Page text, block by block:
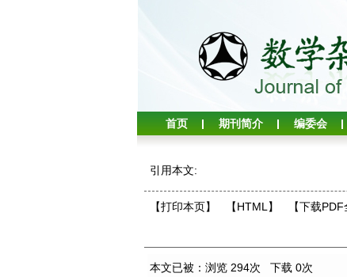
首页 期刊简介 编委会
引用本文:
【打印本页】 【HTML】 【下载PDF
本文已被：浏览 294次 下载 0次